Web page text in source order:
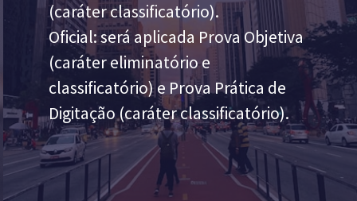
(caráter classificatório).
Oficial: será aplicada Prova Objetiva
(caráter eliminatório e
classificatório) e Prova Prática de
Digitação (caráter classificatório).